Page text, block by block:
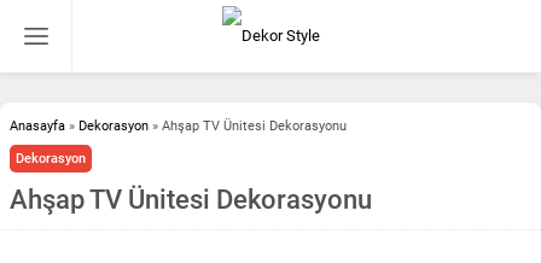
Anasayfa » Dekorasyon » Ahşap TV Ünitesi Dekorasyonu
Dekorasyon
Ahşap TV Ünitesi Dekorasyonu